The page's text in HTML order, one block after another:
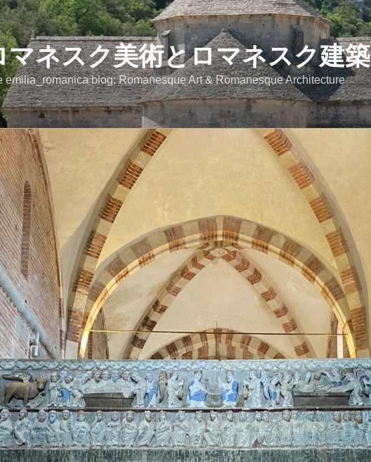
マネスク美術とロマネスク建築
emilia_romanica blog: Romanesque Art & Romanesque Architecture